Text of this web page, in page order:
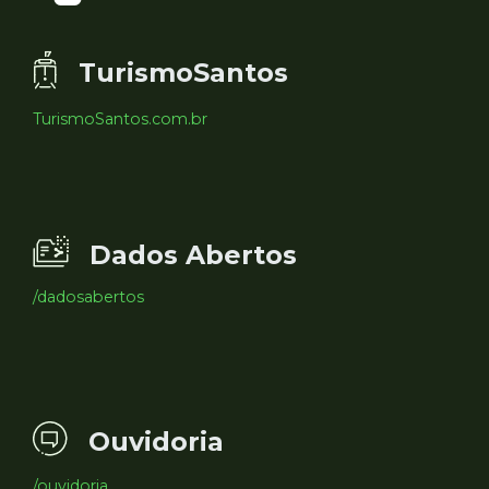
TurismoSantos
TurismoSantos.com.br
Dados Abertos
/dadosabertos
Ouvidoria